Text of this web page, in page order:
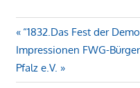
Vorheriger
Beitrag:
“1832.Das Fest der
Nächster
Beitrag:
Impressionen FWG-
Pfalz e.V.